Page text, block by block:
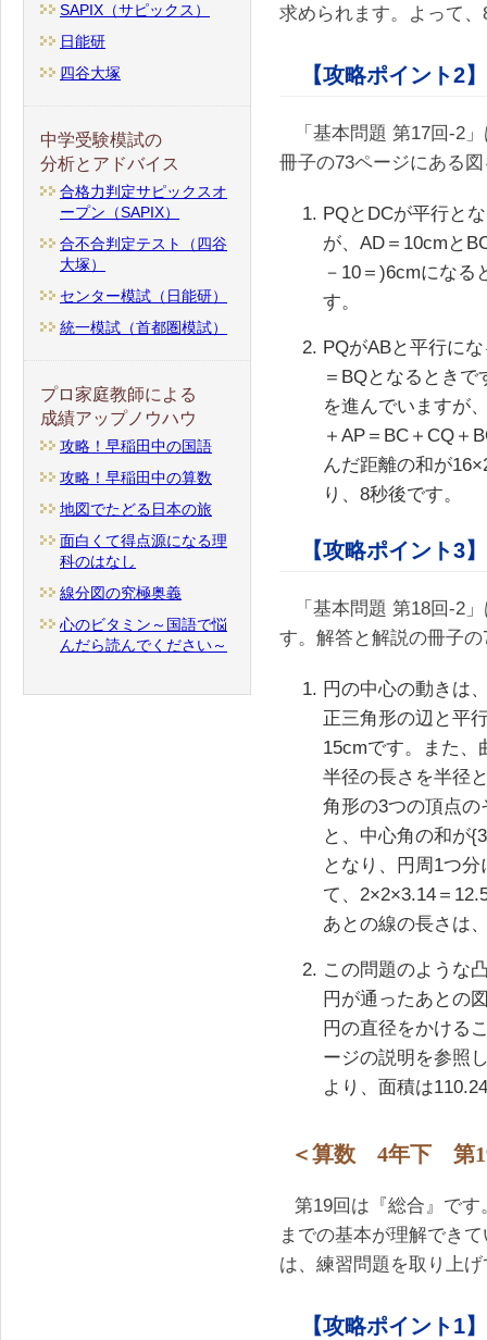
求められます。よって
【攻略ポイント2】
「基本問題 第17回-2
冊子の73ページにある
PQとDCが平行と
が、AD＝10cmと
－10＝)6cmになる
す。
PQがABと平行に
＝BQとなるとき
を進んでいますが
＋AP＝BC＋CQ＋
んだ距離の和が
り、8秒後です。
【攻略ポイント3】
「基本問題 第18回-2
す。解答と解説の冊子
円の中心の動きは
正三角形の辺と平
15cmです。また、
半径の長さを半径
角形の3つの頂点
と、中心角の和が
となり、円周1つ
て、2×2×3.14＝
あとの線の長さは
この問題のような
円が通ったあとの
円の直径をかける
ージの説明を参照
より、面積は
＜算数 4年下 第
第19回は『総合』で
までの基本が理解でき
は、練習問題を取り上
【攻略ポイント1】
SAPIX（サピックス）
日能研
四谷大塚
中学受験模試の
分析とアドバイス
合格力判定サピックスオ
ープン（SAPIX）
合不合判定テスト（四谷
大塚）
センター模試（日能研）
統一模試（首都圏模試）
プロ家庭教師による
成績アップノウハウ
攻略！早稲田中の国語
攻略！早稲田中の算数
地図でたどる日本の旅
面白くて得点源になる理
科のはなし
線分図の究極奥義
心のビタミン～国語で悩
んだら読んでください～